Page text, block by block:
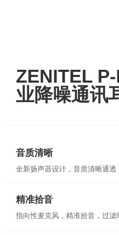
ZENITEL
业降噪通讯
音质清晰
全新扬声器设计，音质清晰通透
精准拾音
指向性麦克风，精准拾音，过滤